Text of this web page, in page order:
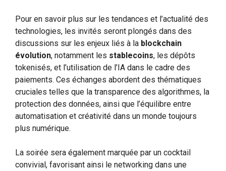
Pour en savoir plus sur les tendances et l’actualité des
technologies, les invités seront plongés dans des
discussions sur les enjeux liés à la blockchain
évolution, notamment les stablecoins, les dépôts
tokenisés, et l’utilisation de l’IA dans le cadre des
paiements. Ces échanges abordent des thématiques
cruciales telles que la transparence des algorithmes, la
protection des données, ainsi que l’équilibre entre
automatisation et créativité dans un monde toujours
plus numérique.
La soirée sera également marquée par un cocktail
convivial, favorisant ainsi le networking dans une